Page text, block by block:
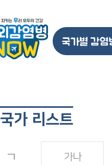
국가별 감염
국가 리스트
ㄱ 가나